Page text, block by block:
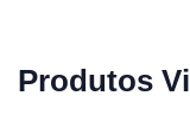
Produtos